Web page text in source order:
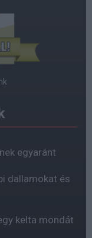
egyaránt
dallamokat és
kelta mondát